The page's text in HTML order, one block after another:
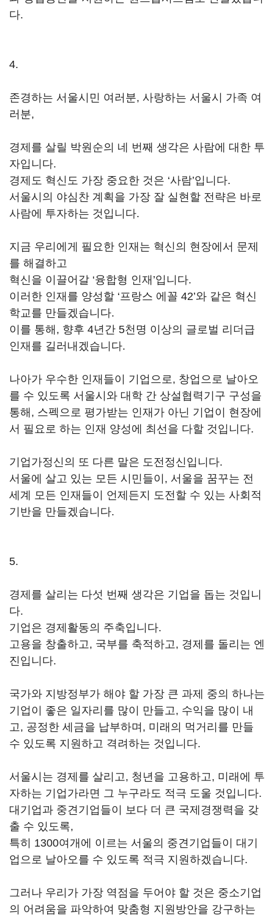
다.
4.
존경하는 서울시민 여러분, 사랑하는 서울시 가족 여
러분,
경제를 살릴 박원순의 네 번째 생각은 사람에 대한 투
자입니다.
경제도 혁신도 가장 중요한 것은 ‘사람’입니다.
서울시의 야심찬 계획을 가장 잘 실현할 전략은 바로
사람에 투자하는 것입니다.
지금 우리에게 필요한 인재는 혁신의 현장에서 문제
를 해결하고
혁신을 이끌어갈 ‘융합형 인재’입니다.
이러한 인재를 양성할 ‘프랑스 에꼴 42’와 같은 혁신
학교를 만들겠습니다.
이를 통해, 향후 4년간 5천명 이상의 글로벌 리더급
인재를 길러내겠습니다.
나아가 우수한 인재들이 기업으로, 창업으로 날아오
를 수 있도록 서울시와 대학 간 상설협력기구 구성을
통해, 스펙으로 평가받는 인재가 아닌 기업이 현장에
서 필요로 하는 인재 양성에 최선을 다할 것입니다.
기업가정신의 또 다른 말은 도전정신입니다.
서울에 살고 있는 모든 시민들이, 서울을 꿈꾸는 전
세계 모든 인재들이 언제든지 도전할 수 있는 사회적
기반을 만들겠습니다.
5.
경제를 살리는 다섯 번째 생각은 기업을 돕는 것입니
다.
기업은 경제활동의 주축입니다.
고용을 창출하고, 국부를 축적하고, 경제를 돌리는 엔
진입니다.
국가와 지방정부가 해야 할 가장 큰 과제 중의 하나는
기업이 좋은 일자리를 많이 만들고, 수익을 많이 내
고, 공정한 세금을 납부하며, 미래의 먹거리를 만들
수 있도록 지원하고 격려하는 것입니다.
서울시는 경제를 살리고, 청년을 고용하고, 미래에 투
자하는 기업가라면 그 누구라도 적극 도울 것입니다.
대기업과 중견기업들이 보다 더 큰 국제경쟁력을 갖
출 수 있도록,
특히 1300여개에 이르는 서울의 중견기업들이 대기
업으로 날아오를 수 있도록 적극 지원하겠습니다.
그러나 우리가 가장 역점을 두어야 할 것은 중소기업
의 어려움을 파악하여 맞춤형 지원방안을 강구하는